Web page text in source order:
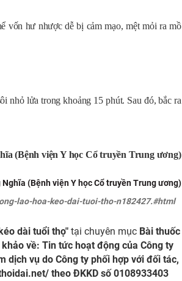
vốn hư nhược dễ bị cảm mạo, mệt mỏi ra mồ
nhỏ lửa trong khoảng 15 phút. Sau đó, bắc ra
(Bệnh viện Y học Cổ truyền Trung ương)
Nghĩa (Bệnh viện Y học Cổ truyền Trung ương)
lao-hoa-keo-dai-tuoi-tho-n182427.#html
dài tuổi thọ" tại chuyên mục Bài thuốc
về: Tin tức hoạt động của Công ty
dịch vụ do Công ty phối hợp với đối tác,
theo ĐKKD số 0108933403